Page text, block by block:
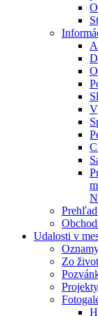
Udalosti v
Zo
Projekty